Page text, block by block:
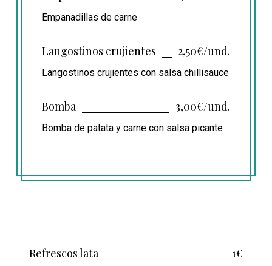
Empanadillas de carne
Langostinos crujientes 2,50€/und.
Langostinos crujientes con salsa chillisauce
Bomba 3,00€/und.
Bomba de patata y carne con salsa picante
Refrescos lata 1€